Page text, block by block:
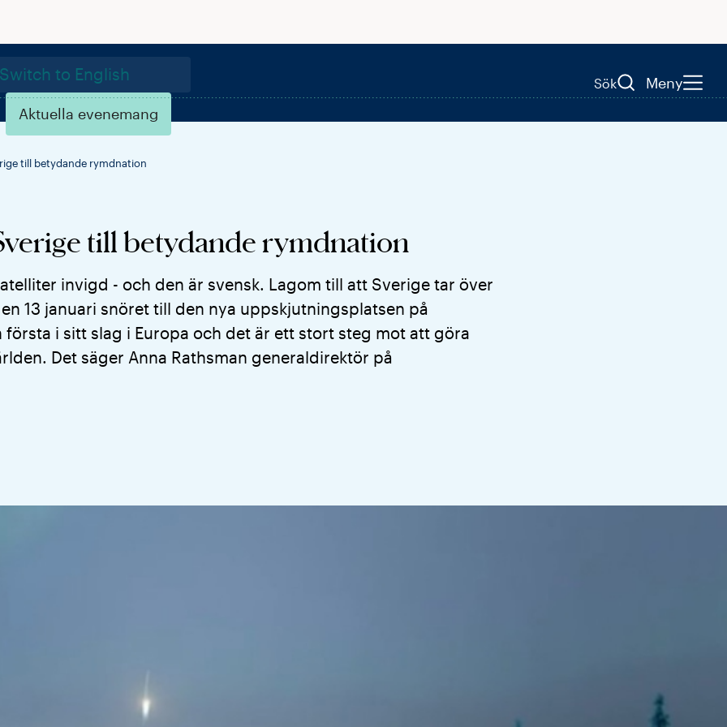
Switch to English
Aktuella evenemang
Sök Meny
till betydande rymdnation
till betydande rymdnation
invigd - och den är svensk. Lagom till att Sverige tar över
13 januari snöret till den nya uppskjutningsplatsen på
i sitt slag i Europa och det är ett stort steg mot att göra
Det säger Anna Rathsman generaldirektör på